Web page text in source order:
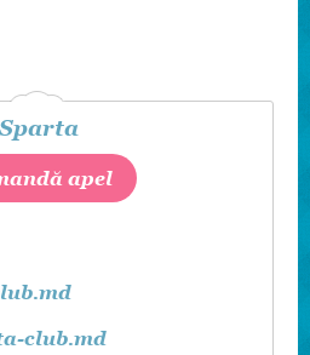
contra unei plăţi
Sparta
apel
club.md